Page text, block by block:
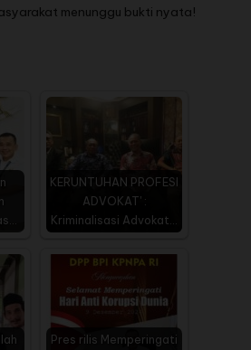
menunggu bukti nyata!
KERUNTUHAN PROFESI
ADVOKAT' :
Kriminalisasi Advokat…
Pres rilis Memperingati